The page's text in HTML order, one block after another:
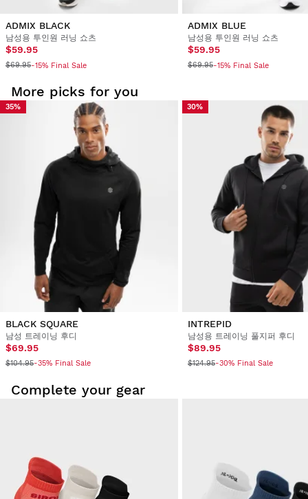
ADMIX BLACK
남성용 투인원 러닝 쇼츠
$59.95
$69.95-15% Final Sale
ADMIX BLUE
남성용 투인원 러닝 쇼츠
$59.95
$69.95-15% Final Sale
More picks for you
35%
BLACK SQUARE
남성 트레이닝 후디
$69.95
$104.95-35% Final Sale
30%
INTREPID
남성용 트레이닝 풀지퍼 후디
$89.95
$124.95-30% Final Sale
Complete your gear